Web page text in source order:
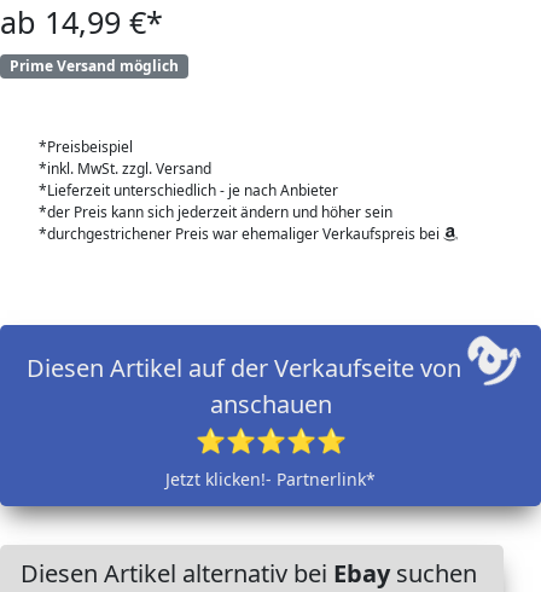
ab 14,99 €*
Prime Versand möglich
*Preisbeispiel
*inkl. MwSt. zzgl. Versand
*Lieferzeit unterschiedlich - je nach Anbieter
*der Preis kann sich jederzeit ändern und höher sein
*durchgestrichener Preis war ehemaliger Verkaufspreis bei
Diesen Artikel auf der Verkaufseite von
anschauen
⭐⭐⭐⭐⭐
Jetzt klicken!- Partnerlink*
Diesen Artikel alternativ bei Ebaysuchen